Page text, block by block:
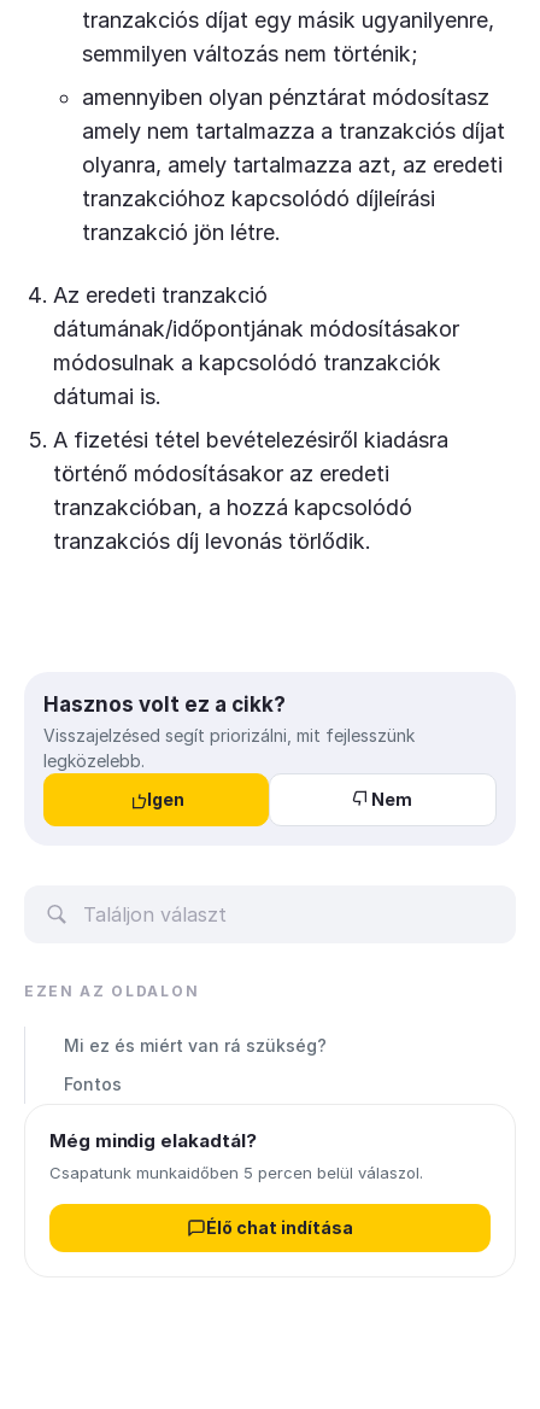
tranzakciós díjat egy másik ugyanilyenre,
semmilyen változás nem történik;
amennyiben olyan pénztárat módosítasz
amely nem tartalmazza a tranzakciós díjat
olyanra, amely tartalmazza azt, az eredeti
tranzakcióhoz kapcsolódó díjleírási
tranzakció jön létre.
Az eredeti tranzakció
dátumának/időpontjának módosításakor
módosulnak a kapcsolódó tranzakciók
dátumai is.
A fizetési tétel bevételezésiről kiadásra
történő módosításakor az eredeti
tranzakcióban, a hozzá kapcsolódó
tranzakciós díj levonás törlődik.
Hasznos volt ez a cikk?
Visszajelzésed segít priorizálni, mit fejlesszünk
legközelebb.
Igen
Nem
EZEN AZ OLDALON
Mi ez és miért van rá szükség?
Fontos
Még mindig elakadtál?
Csapatunk munkaidőben 5 percen belül válaszol.
Élő chat indítása